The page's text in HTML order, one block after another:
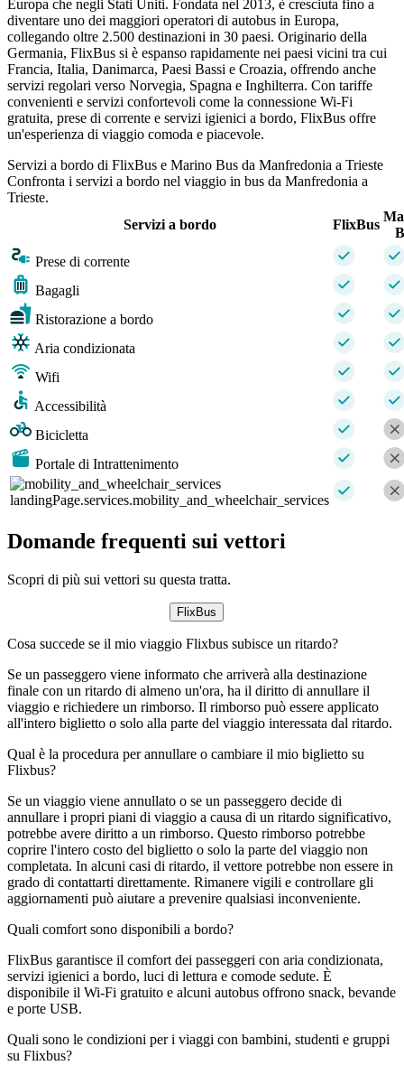
Europa che negli Stati Uniti. Fondata nel 2013, è cresciuta fino a
diventare uno dei maggiori operatori di autobus in Europa,
collegando oltre 2.500 destinazioni in 30 paesi. Originario della
Germania, FlixBus si è espanso rapidamente nei paesi vicini tra cui
Francia, Italia, Danimarca, Paesi Bassi e Croazia, offrendo anche
servizi regolari verso Norvegia, Spagna e Inghilterra. Con tariffe
convenienti e servizi confortevoli come la connessione Wi-Fi
gratuita, prese di corrente e servizi igienici a bordo, FlixBus offre
un'esperienza di viaggio comoda e piacevole.
Servizi a bordo di FlixBus e Marino Bus da Manfredonia a Trieste
Confronta i servizi a bordo nel viaggio in bus da Manfredonia a
Trieste.
Servizi a bordo
FlixBus
Prese di corrente
Bagagli
Ristorazione a bordo
Aria condizionata
Wifi
Accessibilità
Bicicletta
Portale di Intrattenimento
landingPage.services.mobility_and_wheelchair_services
Domande frequenti sui vettori
Scopri di più sui vettori su questa tratta.
FlixBus
Cosa succede se il mio viaggio Flixbus subisce un ritardo?
Se un passeggero viene informato che arriverà alla destinazione
finale con un ritardo di almeno un'ora, ha il diritto di annullare il
viaggio e richiedere un rimborso. Il rimborso può essere applicato
all'intero biglietto o solo alla parte del viaggio interessata dal ritardo.
Qual è la procedura per annullare o cambiare il mio biglietto su
Flixbus?
Se un viaggio viene annullato o se un passeggero decide di
annullare i propri piani di viaggio a causa di un ritardo significativo,
potrebbe avere diritto a un rimborso. Questo rimborso potrebbe
coprire l'intero costo del biglietto o solo la parte del viaggio non
completata. In alcuni casi di ritardo, il vettore potrebbe non essere in
grado di contattarti direttamente. Rimanere vigili e controllare gli
aggiornamenti può aiutare a prevenire qualsiasi inconveniente.
Quali comfort sono disponibili a bordo?
FlixBus garantisce il comfort dei passeggeri con aria condizionata,
servizi igienici a bordo, luci di lettura e comode sedute. È
disponibile il Wi-Fi gratuito e alcuni autobus offrono snack, bevande
e porte USB.
Quali sono le condizioni per i viaggi con bambini, studenti e gruppi
su Flixbus?